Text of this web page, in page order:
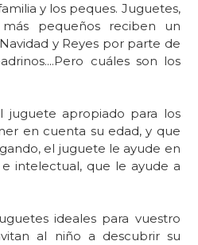
y los peques. Juguetes,
más pequeños reciben un
y Reyes por parte de
cuáles son los
juguete apropiado para los
en cuenta su edad, y que
el juguete le ayude en
intelectual, que le ayude a
ideales para vuestro
al niño a descubrir su